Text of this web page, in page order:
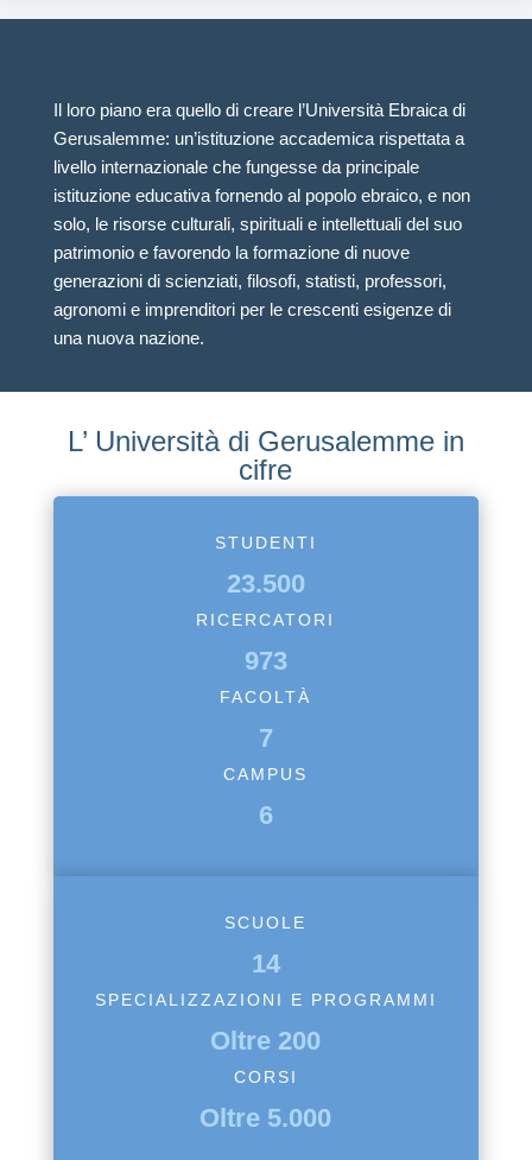
Il loro piano era quello di creare l’Università Ebraica di
Gerusalemme: un’istituzione accademica rispettata a
livello internazionale che fungesse da principale
istituzione educativa fornendo al popolo ebraico, e non
solo, le risorse culturali, spirituali e intellettuali del suo
patrimonio e favorendo la formazione di nuove
generazioni di scienziati, filosofi, statisti, professori,
agronomi e imprenditori per le crescenti esigenze di
una nuova nazione.
L’ Università di Gerusalemme in
cifre
STUDENTI
23.500
RICERCATORI
973
FACOLTÀ
7
CAMPUS
6
SCUOLE
14
SPECIALIZZAZIONI E PROGRAMMI
Oltre 200
CORSI
Oltre 5.000